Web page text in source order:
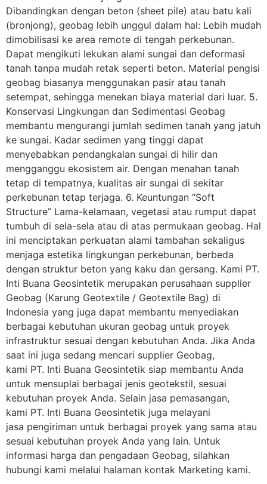
Dibandingkan dengan beton (sheet pile) atau batu kali
(bronjong), geobag lebih unggul dalam hal: Lebih mudah
dimobilisasi ke area remote di tengah perkebunan.
Dapat mengikuti lekukan alami sungai dan deformasi
tanah tanpa mudah retak seperti beton. Material pengisi
geobag biasanya menggunakan pasir atau tanah
setempat, sehingga menekan biaya material dari luar. 5.
Konservasi Lingkungan dan Sedimentasi Geobag
membantu mengurangi jumlah sedimen tanah yang jatuh
ke sungai. Kadar sedimen yang tinggi dapat
menyebabkan pendangkalan sungai di hilir dan
mengganggu ekosistem air. Dengan menahan tanah
tetap di tempatnya, kualitas air sungai di sekitar
perkebunan tetap terjaga. 6. Keuntungan “Soft
Structure” Lama-kelamaan, vegetasi atau rumput dapat
tumbuh di sela-sela atau di atas permukaan geobag. Hal
ini menciptakan perkuatan alami tambahan sekaligus
menjaga estetika lingkungan perkebunan, berbeda
dengan struktur beton yang kaku dan gersang. Kami PT.
Inti Buana Geosintetik merupakan perusahaan supplier
Geobag (Karung Geotextile / Geotextile Bag) di
Indonesia yang juga dapat membantu menyediakan
berbagai kebutuhan ukuran geobag untuk proyek
infrastruktur sesuai dengan kebutuhan Anda. Jika Anda
saat ini juga sedang mencari supplier Geobag,
kami PT. Inti Buana Geosintetik siap membantu Anda
untuk mensuplai berbagai jenis geotekstil, sesuai
kebutuhan proyek Anda. Selain jasa pemasangan,
kami PT. Inti Buana Geosintetik juga melayani
jasa pengiriman untuk berbagai proyek yang sama atau
sesuai kebutuhan proyek Anda yang lain. Untuk
informasi harga dan pengadaan Geobag, silahkan
hubungi kami melalui halaman kontak Marketing kami.